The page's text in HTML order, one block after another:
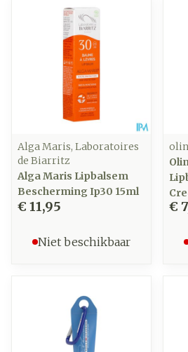
Alga Maris, Laboratoires
de Biarritz
Alga Maris Lipbalsem
Bescherming Ip30 15ml
€ 11,95
Niet beschikbaar
€